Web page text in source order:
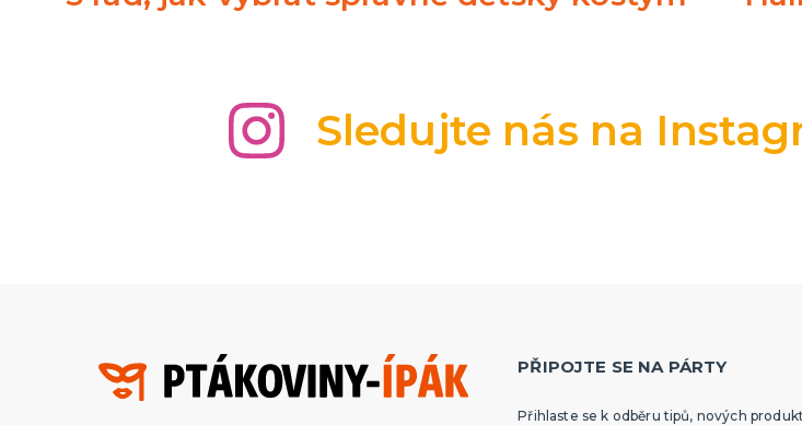
Sledujte nás na
PŘIPOJTE SE NA PÁRTY
Přihlaste se k odběru tipů, nových